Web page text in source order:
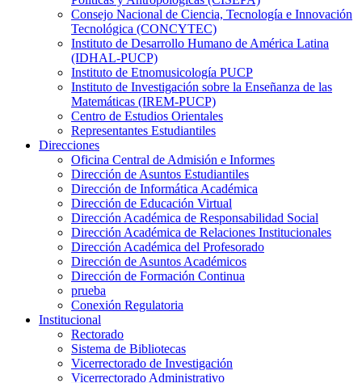
Consejo Nacional de Ciencia, Tecnología e Innovación
Tecnológica (CONCYTEC)
Instituto de Desarrollo Humano de América Latina
(IDHAL-PUCP)
Instituto de Etnomusicología PUCP
Instituto de Investigación sobre la Enseñanza de las
Matemáticas (IREM-PUCP)
Centro de Estudios Orientales
Representantes Estudiantiles
Direcciones
Oficina Central de Admisión e Informes
Dirección de Asuntos Estudiantiles
Dirección de Informática Académica
Dirección de Educación Virtual
Dirección Académica de Responsabilidad Social
Dirección Académica de Relaciones Institucionales
Dirección Académica del Profesorado
Dirección de Asuntos Académicos
Dirección de Formación Continua
prueba
Conexión Regulatoria
Institucional
Rectorado
Sistema de Bibliotecas
Vicerrectorado de Investigación
Vicerrectorado Administrativo